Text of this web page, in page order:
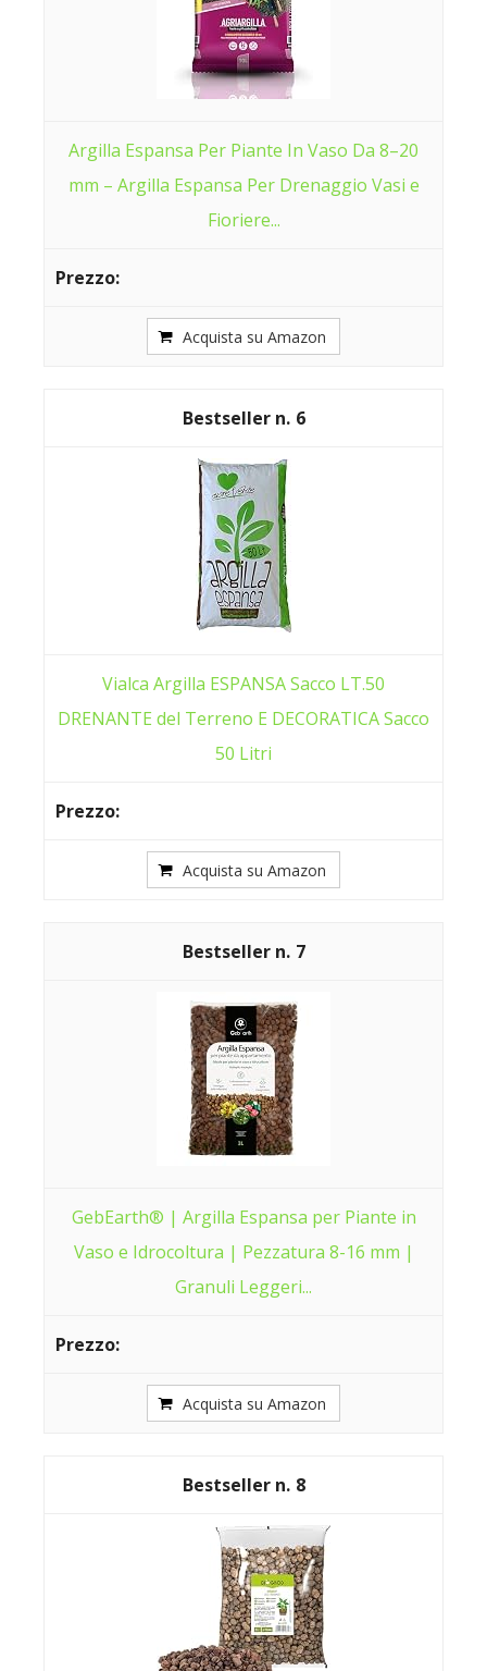
Argilla Espansa Per Piante In Vaso Da 8–20
mm – Argilla Espansa Per Drenaggio Vasi e
Fioriere...
Acquista su Amazon
6
Vialca Argilla ESPANSA Sacco LT.50
DRENANTE del Terreno E DECORATICA Sacco
50 Litri
Acquista su Amazon
7
GebEarth® | Argilla Espansa per Piante in
Vaso e Idrocoltura | Pezzatura 8-16 mm |
Granuli Leggeri...
Acquista su Amazon
8